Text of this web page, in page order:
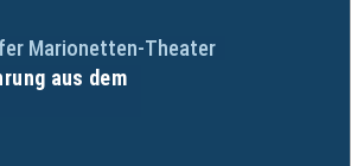
Marionetten-Theater
aus dem